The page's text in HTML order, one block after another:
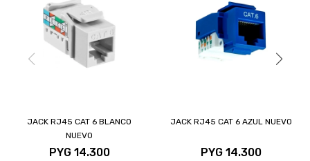
JACK RJ45 CAT 6 BLANCO
NUEVO
PYG 14.300
JACK RJ45 CAT 6 AZUL NUEVO
PYG 14.300